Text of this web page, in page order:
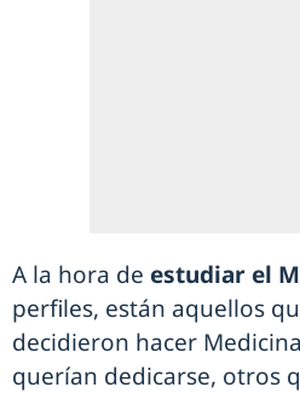
A la hora de estudiar el
perfiles, están aquellos
decidieron hacer
querían dedicarse, otros